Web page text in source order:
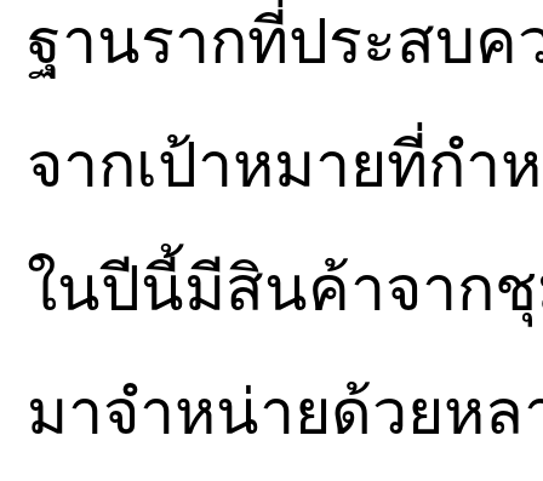
ฐานรากที่ประสบค
จากเป้าหมายที่กำ
ในปีนี้มีสินค้าจากชุ
มาจำหน่ายด้วยหล